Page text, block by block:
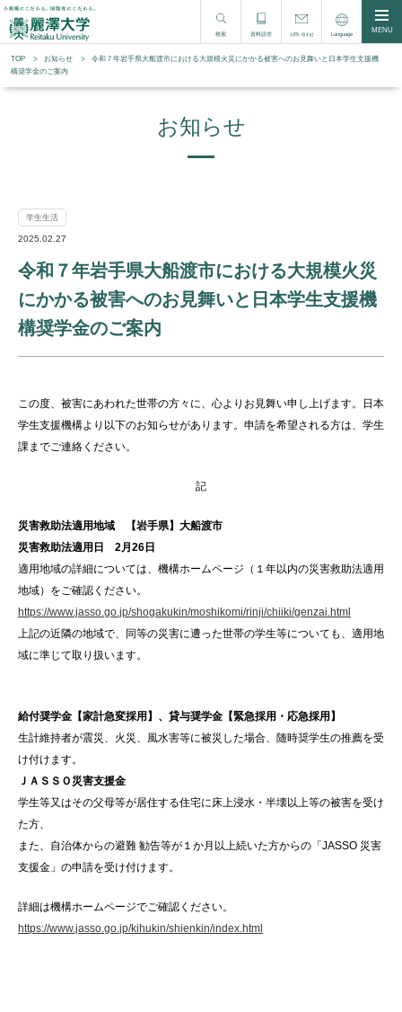
検索 資料請求 お問い合わせ Language MENU
TOP お知らせ
令和７年岩手県大船渡市における大規模火災にかかる被害へのお見舞いと日本学生支援機
構奨学金のご案内
お知らせ
学生生活
2025.02.27
令和７年岩手県大船渡市における大規模火災
にかかる被害へのお見舞いと日本学生支援機
構奨学金のご案内
この度、被害にあわれた世帯の方々に、心よりお見舞い申し上げます。日本
学生支援機構より以下のお知らせがあります。申請を希望される方は、学生
課までご連絡ください。
記
災害救助法適用地域 【岩手県】大船渡市
災害救助法適用日 2月26日
適用地域の詳細については、機構ホームページ（１年以内の災害救助法適用
地域）をご確認ください。
https://www.jasso.go.jp/shogakukin/moshikomi/rinji/chiiki/genzai.html
上記の近隣の地域で、同等の災害に遭った世帯の学生等についても、適用地
域に準じて取り扱います。
給付奨学金【家計急変採用】、貸与奨学金【緊急採用・応急採用】
生計維持者が震災、火災、風水害等に被災した場合、随時奨学生の推薦を受
け付けます。
ＪＡＳＳＯ災害支援金
学生等又はその父母等が居住する住宅に床上浸水・半壊以上等の被害を受け
た方、
また、自治体からの避難 勧告等が１か月以上続いた方からの「JASSO 災害
支援金」の申請を受け付けます。
詳細は機構ホームページでご確認ください。
https://www.jasso.go.jp/kihukin/shienkin/index.html